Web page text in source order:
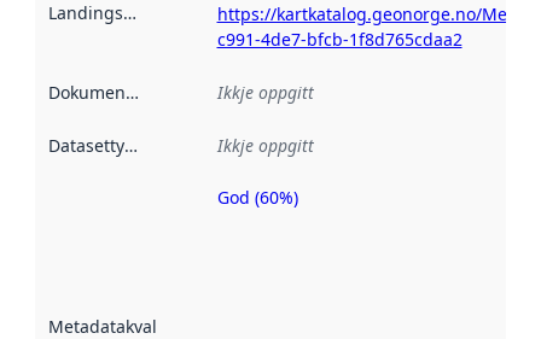
Landingsside
https://kartkatalog.geonorge.no/
c991-4de7-bfcb-1f8d765cdaa2
Dokumentasjon Ikkje oppgitt
Datasettype Ikkje oppgitt
Metadatakvalitet
Metadatakvalitet
God (60%)